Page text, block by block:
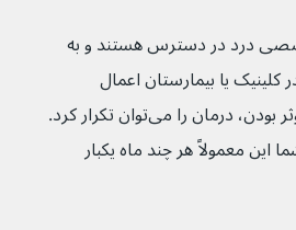
تخصصی درد در دسترس هستند و به
یا بیمارستان اعمال
می‌شوند. در صورت موثر بودن، درمان را می‌توان تکرار کرد.
این معمولاً هر چند ماه یکبار